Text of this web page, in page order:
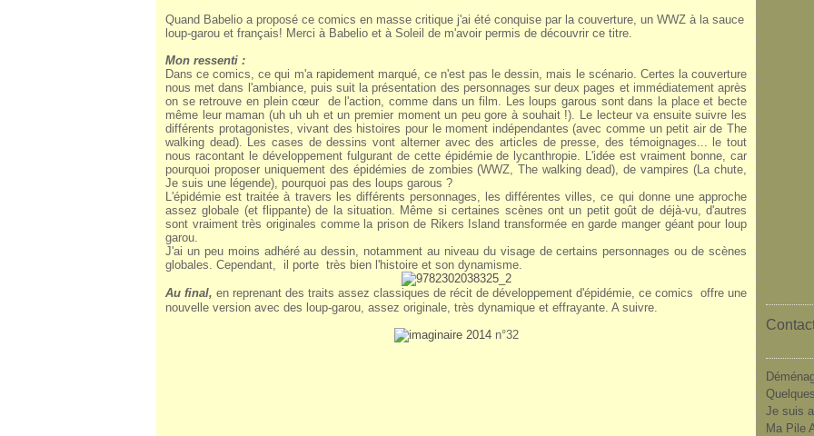
Quand Babelio a proposé ce comics en masse critique j'ai été conquise par la couverture, un WWZ à la sauce
loup-garou et français! Merci à Babelio et à Soleil de m'avoir permis de découvrir ce titre.
Mon ressenti :
Dans ce comics, ce qui m'a rapidement marqué, ce n'est pas le dessin, mais le scénario. Certes la couverture
nous met dans l'ambiance, puis suit la présentation des personnages sur deux pages et immédiatement après
on se retrouve en pleincœur
de l'action, comme dans un film. Les loups garous sont dans la place et becte
même leur maman (uh uh uh et un premier moment un peu gore à souhait !). Le lecteur va ensuite suivre les
différents protagonistes, vivant des histoires pour le moment indépendantes (avec comme un petit air de The
walking dead). Les cases de dessins vont alterner avec des articles de presse, des témoignages... le tout
nous racontant le développement fulgurant de cette épidémie de lycanthropie. L'idée est vraiment bonne, car
pourquoi proposer uniquement des épidémies de zombies (WWZ, The walking dead), de vampires (La chute,
Je suis une légende), pourquoi pas des loups garous ?
L'épidémie est traitée à travers les différents personnages, les différentes villes, ce qui donne une approche
assez globale (et flippante) de la situation. Même si certaines scènes ont un petit goût de déjà-vu, d'autres
sont vraiment très originales comme la prison de Rikers Island transformée en garde manger géant pour loup
garou.
J'ai un peu moins adhéré au dessin, notamment au niveau du visage de certains personnages ou de scènes
globales. Cependant, il porte très bien l'histoire et son dynamisme.
Au final, en reprenant des traits assez classiques de récit de développement d'épidémie, ce comics offre une
nouvelle version avec des loup-garou, assez originale, très dynamique et effrayante. A suivre.
n°32
Je suis
Ma Pile